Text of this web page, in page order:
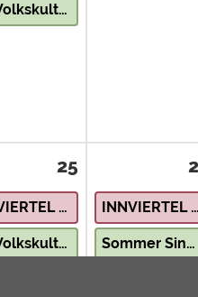
OÖ Volkskultur erleben – Theaterworkshop
25
INNVIERTEL – Natur & Landschaft
OÖ Volkskultur erleben – Wie die Kelten
INNVIERTEL – Natur & Landschaft
Sommer Sing Tage